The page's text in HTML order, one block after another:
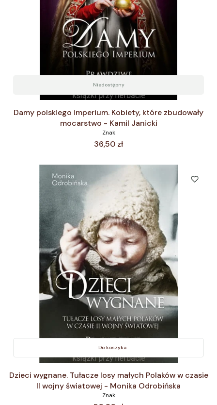
Niedostępny
Damy polskiego imperium. Kobiety, które zbudowały
mocarstwo - Kamil Janicki
Znak
Cena
36,50 zł
Do koszyka
Dzieci wygnane. Tułacze losy małych Polaków w czasie
II wojny światowej - Monika Odrobińska
Znak